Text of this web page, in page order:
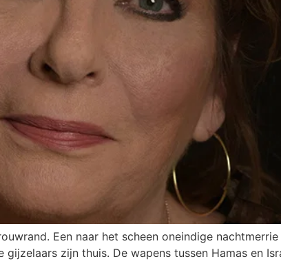
Een naar het scheen oneindige
zijn thuis. De wapens tussen Hamas en